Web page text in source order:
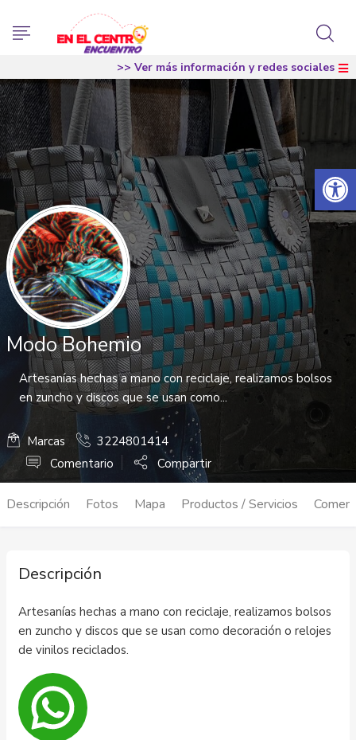
Abrir
>> Ver más información y redes sociales
Modo Bohemio
Artesanías hechas a mano con reciclaje, realizamos bolsos
en zuncho y discos que se usan como...
Marcas
3224801414
Comentario
Compartir
Descripción Fotos Mapa Productos / Servicios
Descripción
Artesanías hechas a mano con reciclaje, realizamos bolsos
en zuncho y discos que se usan como decoración o relojes
de vinilos reciclados.